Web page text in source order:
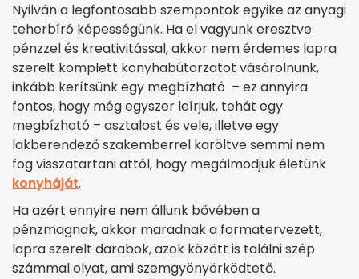
Nyilván a legfontosabb szempontok egyike az anyagi
teherbíró képességünk. Ha el vagyunk eresztve
pénzzel és kreativitással, akkor nem érdemes lapra
szerelt komplett konyhabútorzatot vásárolnunk,
inkább kerítsünk egy megbízható – ez annyira
fontos, hogy még egyszer leírjuk, tehát egy
megbízható – asztalost és vele, illetve egy
lakberendező szakemberrel karöltve semmi nem
fog visszatartani attól, hogy megálmodjuk életünk
konyháját.
Ha azért ennyire nem állunk bővében a
pénzmagnak, akkor maradnak a formatervezett,
lapra szerelt darabok, azok között is találni szép
számmal olyat, ami szemgyönyörködtető.